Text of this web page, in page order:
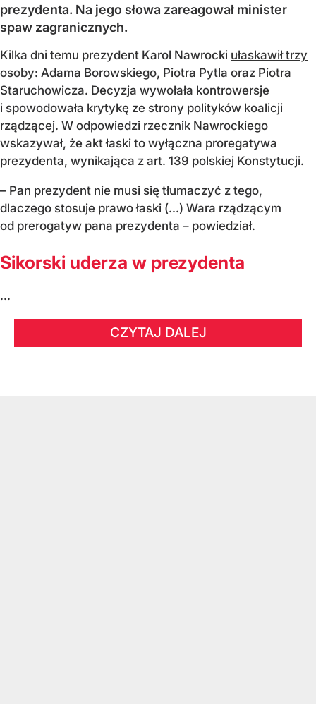
prezydenta. Na jego słowa zareagował minister
spaw zagranicznych.
Kilka dni temu prezydent Karol Nawrocki ułaskawił trzy
osoby: Adama Borowskiego, Piotra Pytla oraz Piotra
Staruchowicza. Decyzja wywołała kontrowersje
i spowodowała krytykę ze strony polityków koalicji
rządzącej. W odpowiedzi rzecznik Nawrockiego
wskazywał, że akt łaski to wyłączna proregatywa
prezydenta, wynikająca z art. 139 polskiej Konstytucji.
– Pan prezydent nie musi się tłumaczyć z tego,
dlaczego stosuje prawo łaski (...) Wara rządzącym
od prerogatyw pana prezydenta – powiedział.
Sikorski uderza w prezydenta
...
CZYTAJ DALEJ